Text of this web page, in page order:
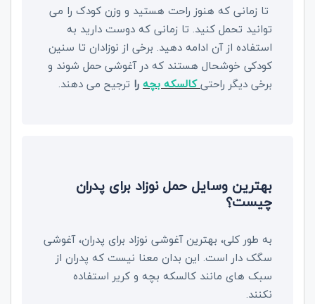
تا زمانی که هنوز راحت هستید و وزن کودک را می
توانید تحمل کنید. تا زمانی که دوست دارید به
استفاده از آن ادامه دهید. برخی از نوزادان تا سنین
کودکی خوشحال هستند که در آغوشی حمل شوند و
برخی دیگر راحتیکالسکه بچهرا ترجیح می دهند.
بهترین وسایل حمل نوزاد برای پدران
چیست؟
به طور کلی، بهترین آغوشی نوزاد برای پدران، آغوشی
سگک دار است. این بدان معنا نیست که پدران از
سبک های مانند کالسکه بچه و کریر استفاده
نکنند.